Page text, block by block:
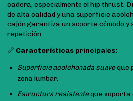
cadera, especialmente el hip thrust.
de alta calidad y una superficie
cajón garantiza un soporte cómodo y
repetición.
📏 Características principales:
Superficie acolchonada suaveque
zona lumbar.
Estructura resistenteque soporta